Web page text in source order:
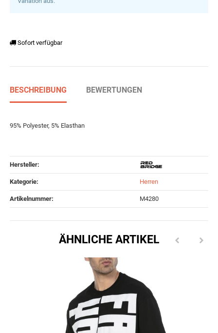
Sofort verfügbar
BESCHREIBUNG BEWERTUNGEN
95% Polyester, 5% Elasthan
Hersteller:
Kategorie: Herren
Artikelnummer: M4280
ÄHNLICHE ARTIKEL